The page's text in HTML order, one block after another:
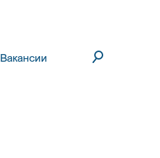
Вакансии